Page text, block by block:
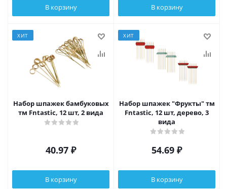
В корзину В корзину
ХИТ
Набор шпажек бамбуковых
тм Fntastic, 12 шт, 2 вида
40.97 ₽
В корзину
ХИТ
Набор шпажек "Фрукты" тм
Fntastic, 12 шт, дерево, 3
вида
54.69 ₽
В корзину